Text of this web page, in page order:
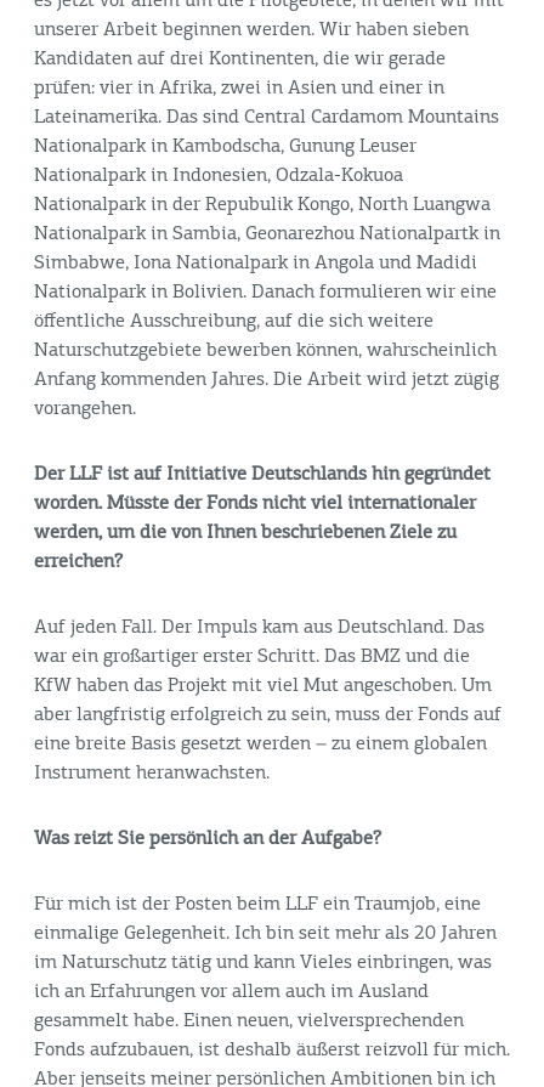
unserer Arbeit beginnen werden. Wir haben sieben
Kandidaten auf drei Kontinenten, die wir gerade
prüfen: vier in Afrika, zwei in Asien und einer in
Lateinamerika. Das sind Central Cardamom Mountains
Nationalpark in Kambodscha, Gunung Leuser
Nationalpark in Indonesien, Odzala-Kokuoa
Nationalpark in der Repubulik Kongo, North Luangwa
Nationalpark in Sambia, Geonarezhou Nationalpartk in
Simbabwe, Iona Nationalpark in Angola und Madidi
Nationalpark in Bolivien. Danach formulieren wir eine
öffentliche Ausschreibung, auf die sich weitere
Naturschutzgebiete bewerben können, wahrscheinlich
Anfang kommenden Jahres. Die Arbeit wird jetzt zügig
vorangehen.
Der LLF ist auf Initiative Deutschlands hin gegründet
worden. Müsste der Fonds nicht viel internationaler
werden, um die von Ihnen beschriebenen Ziele zu
erreichen?
Auf jeden Fall. Der Impuls kam aus Deutschland. Das
war ein großartiger erster Schritt. Das BMZ und die
KfW haben das Projekt mit viel Mut angeschoben. Um
aber langfristig erfolgreich zu sein, muss der Fonds auf
eine breite Basis gesetzt werden – zu einem globalen
Instrument heranwachsten.
Was reizt Sie persönlich an der Aufgabe?
Für mich ist der Posten beim LLF ein Traumjob, eine
einmalige Gelegenheit. Ich bin seit mehr als 20 Jahren
im Naturschutz tätig und kann Vieles einbringen, was
ich an Erfahrungen vor allem auch im Ausland
gesammelt habe. Einen neuen, vielversprechenden
Fonds aufzubauen, ist deshalb äußerst reizvoll für mich.
Aber jenseits meiner persönlichen Ambitionen bin ich